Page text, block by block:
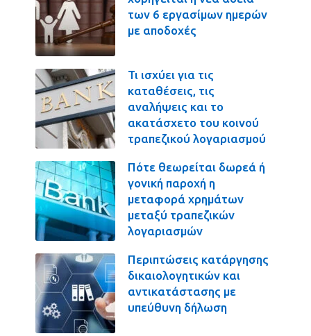
των 6 εργασίμων ημερών
με αποδοχές
Τι ισχύει για τις
καταθέσεις, τις
αναλήψεις και το
ακατάσχετο του κοινού
τραπεζικού λογαριασμού
Πότε θεωρείται δωρεά ή
γονική παροχή η
μεταφορά χρημάτων
μεταξύ τραπεζικών
λογαριασμών
Περιπτώσεις κατάργησης
δικαιολογητικών και
αντικατάστασης με
υπεύθυνη δήλωση